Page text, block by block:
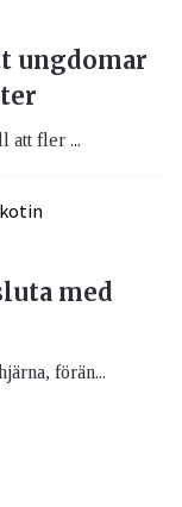
ungdomar
att fler ...
med
förän...